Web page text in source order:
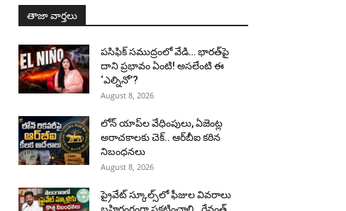
తాజా వార్తలు
పసిఫిక్ సముద్రంలో వేడి… భారత్‌పై
దాని ప్రభావం ఏంటి! అసలేంటి ఈ
‘ఎల్నినో’?
August 8, 2026
లోన్ యాప్‌ల వేధింపులు, ఏజెంట్ల
అరాచకాలకు చెక్.. ఆర్‌బీఐ కఠిన
నిబంధనలు
August 8, 2026
ప్రైవేట్ స్కూల్స్‌లో ఫీజుల వివరాలు